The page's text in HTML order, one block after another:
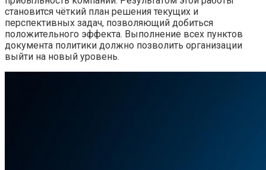
становится чёткий план решения текущих и
перспективных задач, позволяющий добиться
положительного эффекта. Выполнение всех пунктов
документа политики должно позволить организации
выйти на новый уровень.